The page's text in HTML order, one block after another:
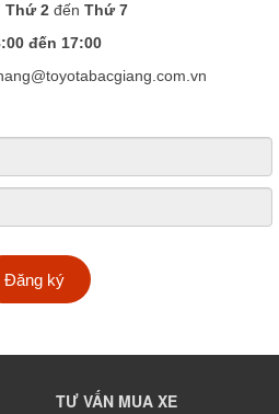
Thứ 2 đến Thứ 7
đến 17:00
Đăng ký
TƯ VẤN MUA XE